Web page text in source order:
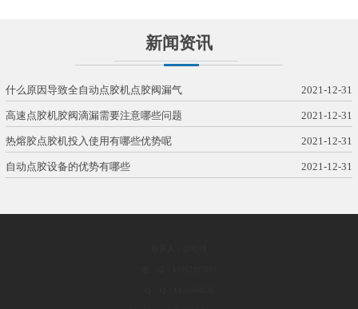
新闻资讯
什么原因导致全自动点胶机点胶阀漏气 2021-12-31
高速点胶机胶阀滴漏需要注意哪些问题 2021-12-31
热熔胶点胶机投入使用有哪些优势呢 2021-12-31
自动点胶设备的优势有哪些 2021-12-31